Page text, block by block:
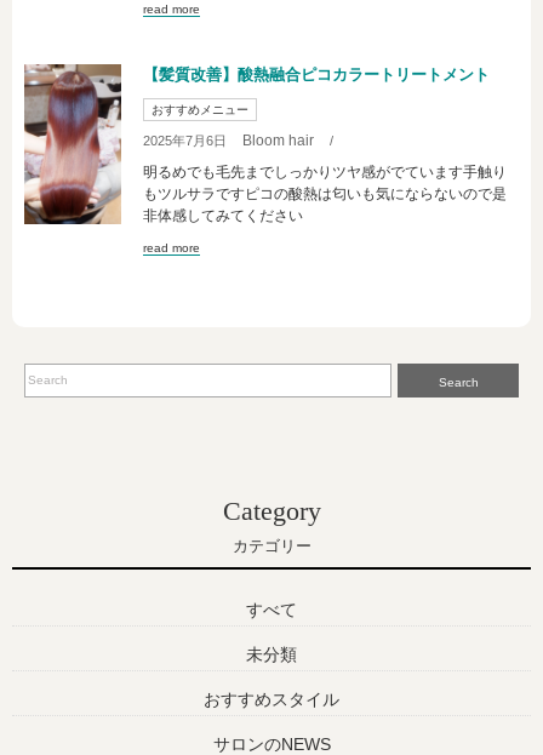
read more
【髪質改善】酸熱融合ピコカラートリートメント
おすすめメニュー
2025年7月6日 Bloom hair /
明るめでも毛先までしっかりツヤ感がでています手触り
もツルサラですピコの酸熱は匂いも気にならないので是
非体感してみてください
read more
Search
Category
カテゴリー
すべて
未分類
おすすめスタイル
サロンのNEWS